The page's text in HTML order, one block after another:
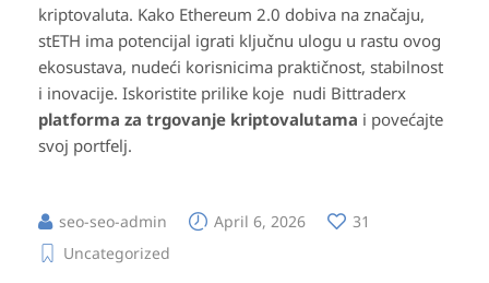
kriptovaluta. Kako Ethereum 2.0 dobiva na značaju,
stETH ima potencijal igrati ključnu ulogu u rastu ovog
ekosustava, nudeći korisnicima praktičnost, stabilnost
i inovacije. Iskoristite prilike koje nudi Bittraderx
platforma za trgovanje kriptovalutama i povećajte
svoj portfelj.
seo-seo-admin April 6, 2026
31
Uncategorized